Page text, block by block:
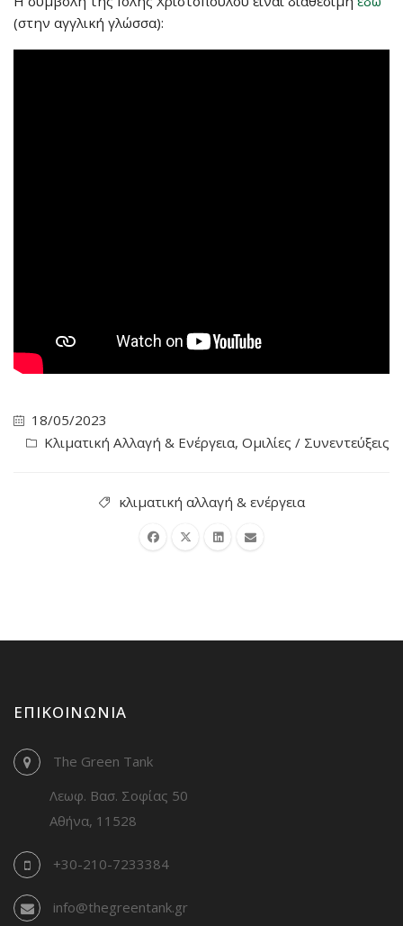
(στην αγγλική γλώσσα):
18/05/2023
Κλιματική Αλλαγή & Ενέργεια, Ομιλίες / Συνεντεύξεις
κλιματική αλλαγή & ενέργεια
ΕΠΙΚΟΙΝΩΝΊΑ
The Green Tank
Λεωφ. Βασ. Σοφίας 50
Αθήνα, 11528
+30-210-7233384
info@thegreentank.gr